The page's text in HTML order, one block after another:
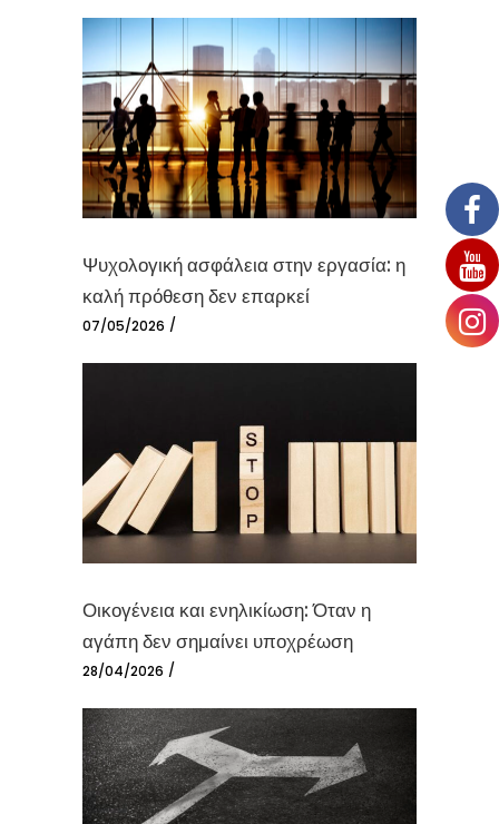
Ψυχολογική ασφάλεια στην εργασία: η
καλή πρόθεση δεν επαρκεί
07/05/2026
Οικογένεια και ενηλικίωση: Όταν η
αγάπη δεν σημαίνει υποχρέωση
28/04/2026